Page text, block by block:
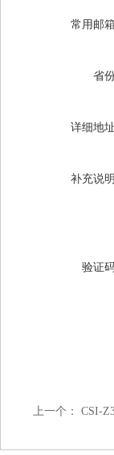
常用邮箱
省
详细地址
补充说明
验证码
上一个： CSI-